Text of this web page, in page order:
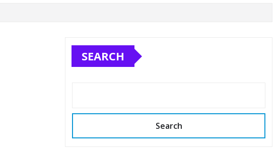
SEARCH
Search